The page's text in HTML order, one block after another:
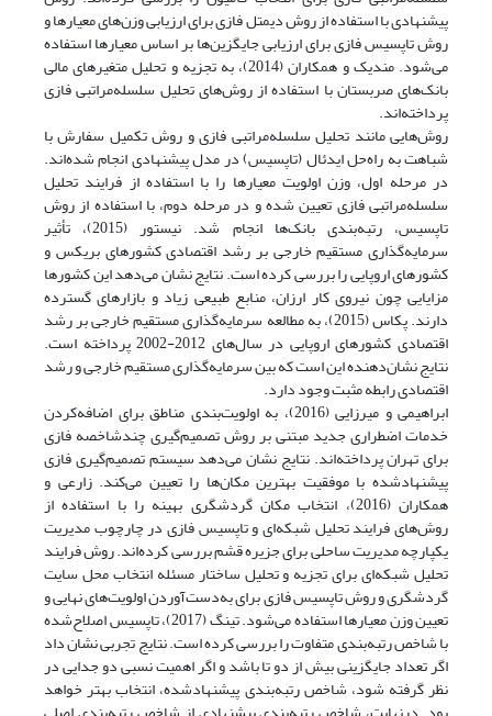
پیشنهادی با استفاده از روش دیمتل فازی برای ارزیابی وزن‌های معیارها و
روش تاپسیس فازی برای ارزیابی جایگزین‌ها بر اساس معیارها استفاده
می‌شود. مندیک و همکاران (2014)، به تجزیه و تحلیل متغیرهای مالی
بانک‌های صربستان با استفاده از روش‌های تحلیل سلسله‌مراتبی فازی
پرداخته‌اند.
روش‌هایی مانند تحلیل سلسله‌مراتبی فازی و روش تکمیل سفارش با
شباهت به راه‌حل ایدئال (تاپسیس) در مدل پیشنهادی انجام شده‌اند.
در مرحله اول، وزن اولویت معیارها را با استفاده از فرایند تحلیل
سلسله‌مراتبی فازی تعیین شده و در مرحله دوم، با استفاده از روش
تاپسیس، رتبه‌بندی بانک‌ها انجام شد. نیستور (2015)، تأثیر
سرمایه‌گذاری مستقیم خارجی بر رشد اقتصادی کشورهای بریکس و
کشور‌های اروپایی را بررسی کرده است. نتایج نشان می‌دهد این کشورها
مزایایی چون نیروی کار ارزان، منابع طبیعی زیاد و بازارهای گسترده
دارند. پکاس (2015)، به مطالعه سرمایه‌گذاری مستقیم خارجی بر رشد
اقتصادی کشورهای اروپایی در سال‌های 2012-2002 پرداخته است.
نتایج نشان‌دهنده این است که بین سرمایه‌گذاری مستقیم خارجی و رشد
اقتصادی رابطه مثبت وجود دارد.
ابراهیمی و میرزایی (2016)، به اولویت‌بندی مناطق برای اضافه‌کردن
خدمات اضطراری جدید مبتنی بر روش تصمیم‌گیری چندشاخصه فازی
برای تهران پرداخته‌اند. نتایج نشان می‌دهد سیستم تصمیم‌گیری فازی
پیشنهاد‌شده با موفقیت بهترین مکان‌ها را تعیین می‌کند. زارعی و
همکاران (2016)، انتخاب مکان گردشگری بهینه را با استفاده از
روش‌های فرایند تحلیل شبکه‌ای و تاپسیس فازی در چارچوب مدیریت
یکپارچه مدیریت ساحلی برای جزیره قشم بررسی کرده‌اند. روش فرایند
تحلیل شبکه‌ای برای تجزیه و تحلیل ساختار مسئله انتخاب محل سایت
گردشگری و روش تاپسیس فازی برای به‌دست‌آوردن اولویت‌های نهایی و
تعیین وزن معیارها استفاده می‌شود. تینگ (2017)، تاپسیس اصلاح‌شده
با شاخص رتبه‌بندی متفاوت را بررسی کرده است. نتایج تجربی نشان داد
اگر تعداد جایگزینی بیش از دو تا باشد و اگر اهمیت نسبی دو جدایی در
نظر گرفته شود، شاخص رتبه‌بندی پیشنهاد‌شده، انتخاب بهتر خواهد